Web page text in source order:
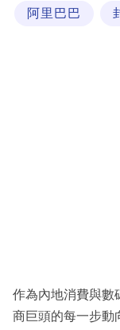
區
阿里巴巴
作為內地消費與數
商巨頭的每一步動